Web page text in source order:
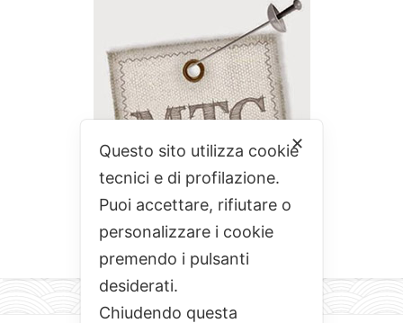
✕
Questo sito utilizza cookie
tecnici e di profilazione.
Puoi accettare, rifiutare o
personalizzare i cookie
premendo i pulsanti
desiderati.
Chiudendo questa